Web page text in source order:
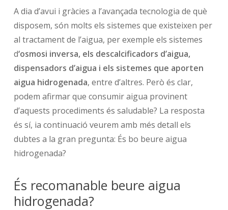
A dia d’avui i gràcies a l’avançada tecnologia de què
disposem, són molts els sistemes que existeixen per
al tractament de l’aigua, per exemple els sistemes
d‘osmosi inversa, els descalcificadors d’aigua,
dispensadors d’aigua i els sistemes que aporten
aigua hidrogenada, entre d’altres. Però és clar,
podem afirmar que consumir aigua provinent
d’aquests procediments és saludable? La resposta
és sí, ia continuació veurem amb més detall els
dubtes a la gran pregunta: És bo beure aigua
hidrogenada?
És recomanable beure aigua
hidrogenada?